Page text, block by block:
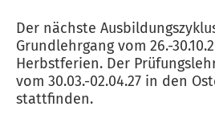
Der nächste
Grundlehrgang vom 26.-
Herbstferien. Der
vom 30.03.-02.04.27 in den
stattfinden.